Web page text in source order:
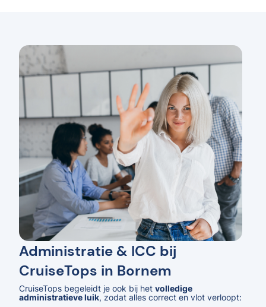
Administratie & ICC bij
CruiseTops in Bornem
CruiseTops begeleidt je ook bij het volledige
administratieve luik, zodat alles correct en vlot verloopt: